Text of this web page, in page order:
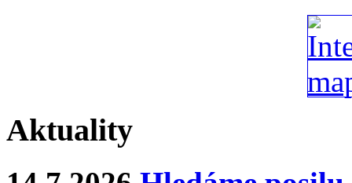
Aktuality